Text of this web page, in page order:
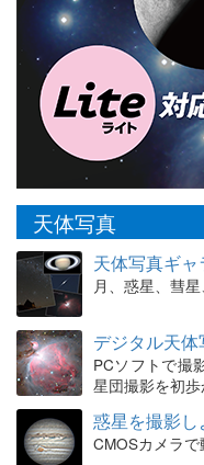
天体写真
天体写真ギャ
月、惑星、彗
デジタル天体
PCソフトで撮
星団撮影を初
惑星を撮影し
CMOSカメラ